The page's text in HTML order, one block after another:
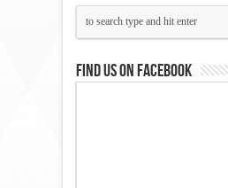
Find us on Facebook